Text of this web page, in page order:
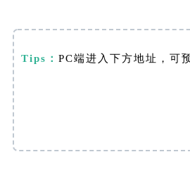
Tips： PC端进入下方地址，可